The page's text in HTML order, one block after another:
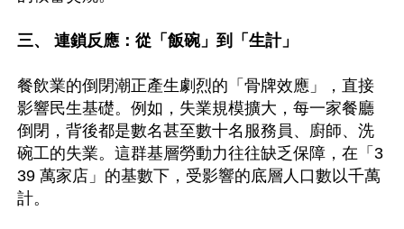
三、 連鎖反應：從「飯碗」到「生計」
餐飲業的倒閉潮正產生劇烈的「骨牌效應」，直接
影響民生基礎。例如，失業規模擴大，每一家餐廳
倒閉，背後都是數名甚至數十名服務員、廚師、洗
碗工的失業。這群基層勞動力往往缺乏保障，在「3
39 萬家店」的基數下，受影響的底層人口數以千萬
計。